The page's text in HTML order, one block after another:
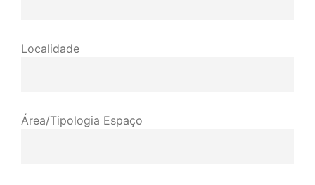
Localidade
Área/Tipologia Espaço